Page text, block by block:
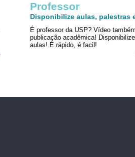
Professor
Disponibilize aulas, palestras
É professor da USP? Vídeo
publicação acadêmica!
aulas! É rápido, é facil!